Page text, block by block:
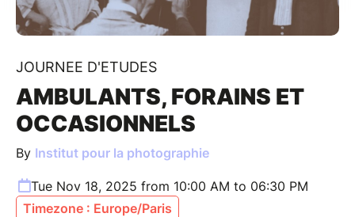
JOURNEE D'ETUDES
AMBULANTS, FORAINS ET
OCCASIONNELS
By Institut pour la photographie
Tue Nov 18, 2025 from 10:00 AM to 06:30 PM
Timezone : Europe/Paris